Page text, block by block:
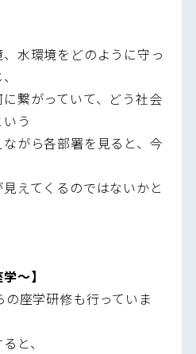
水環境をどのように守っ
繋がっていて、どう社会
う
がら各部署を見ると、今
えてくるのではないかと
～】
座学研修も行っていま
と、